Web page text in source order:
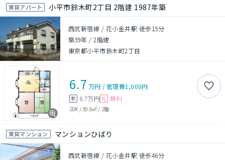
賃貸アパート 小平市鈴木町2丁目 2階建 1987年築
西武新宿線 / 花小金井駅 徒歩15分
築39年 /2階建
東京都小平市鈴木町2丁目
6.7 万円 /管理費1,000円
敷 6.7万円 礼 無料
2DK /39.6㎡ / 2階
賃貸マンション マンションひばり
西武新宿線 / 花小金井駅 徒歩46分